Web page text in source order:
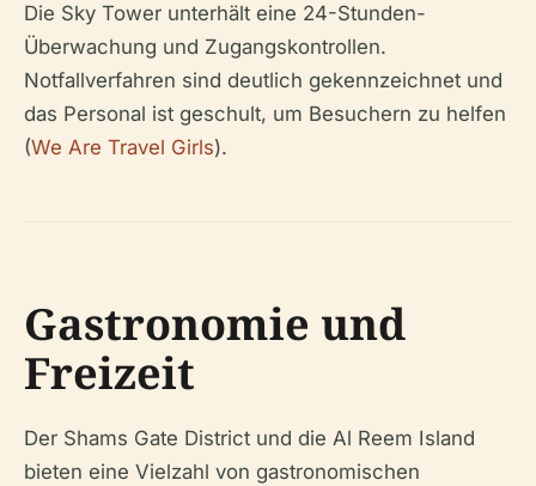
Die Sky Tower unterhält eine 24-Stunden-
Überwachung und Zugangskontrollen.
Notfallverfahren sind deutlich gekennzeichnet und
das Personal ist geschult, um Besuchern zu helfen
(We Are Travel Girls).
Gastronomie und
Freizeit
Der Shams Gate District und die Al Reem Island
bieten eine Vielzahl von gastronomischen